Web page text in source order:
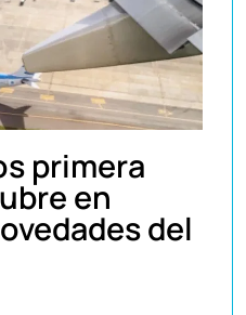
primera
en
del